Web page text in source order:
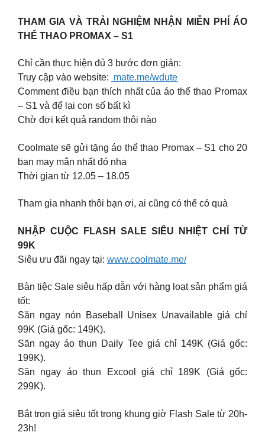
THAM GIA VÀ TRẢI NGHIỆM NHẬN MIỄN PHÍ ÁO
THỂ THAO PROMAX – S1
Chỉ cần thực hiện đủ 3 bước đơn giản:
Truy cập vào website: mate.me/wdute
Comment điều bạn thích nhất của áo thể thao Promax
– S1 và để lại con số bất kì
Chờ đợi kết quả random thôi nào
Coolmate sẽ gửi tặng áo thể thao Promax – S1 cho 20
bạn may mắn nhất đó nha
Thời gian từ 12.05 – 18.05
Tham gia nhanh thôi bạn ơi, ai cũng có thể có quà
NHẬP CUỘC FLASH SALE SIÊU NHIỆT CHỈ TỪ
99K
Siêu ưu đãi ngay tại: www.coolmate.me/
Bàn tiệc Sale siêu hấp dẫn với hàng loạt sản phẩm giá
tốt:
Săn ngay nón Baseball Unisex Unavailable giá chỉ
99K (Giá gốc: 149K).
Săn ngay áo thun Daily Tee giá chỉ 149K (Giá gốc:
199K).
Săn ngay áo thun Excool giá chỉ 189K (Giá gốc:
299K).
️Bắt trọn giá siêu tốt trong khung giờ Flash Sale từ 20h-
23h!